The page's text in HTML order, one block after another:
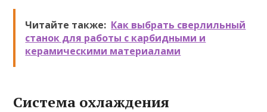
Читайте также: Как выбрать сверлильный
станок для работы с карбидными и
керамическими материалами
Система охлаждения